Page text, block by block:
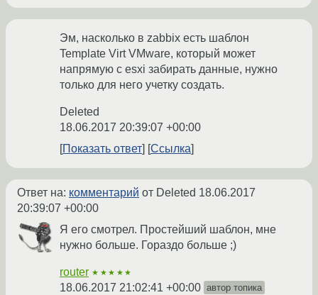
Эм, насколько в zabbix есть шаблон
Template Virt VMware, который может
напрямую с esxi забирать данные, нужно
только для него учетку создать.
Deleted
18.06.2017 20:39:07 +00:00
Показать ответ
Ссылка
Ответ на: комментарий от Deleted 18.06.2017
20:39:07 +00:00
Я его смотрел. Простейший шаблон, мне
нужно больше. Гораздо больше ;)
router ★★★★★
18.06.2017 21:02:41 +00:00 автор топика